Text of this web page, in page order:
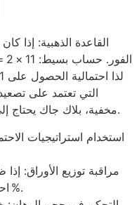
مخفية، بلاك جاك يحتاج إلى قرارات سريعة لا إلى حظ عشوائي.
احتمال ظهور أس إضافي إلى 15 %.